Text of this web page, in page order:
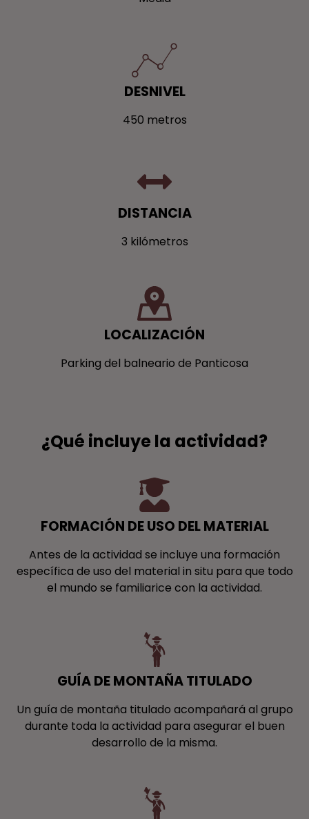
DESNIVEL
450 metros
DISTANCIA
3 kilómetros
LOCALIZACIÓN
Parking del balneario de Panticosa
¿Qué incluye la actividad?
FORMACIÓN DE USO DEL MATERIAL
Antes de la actividad se incluye una formación
específica de uso del material in situ para que todo
el mundo se familiarice con la actividad.
GUÍA DE MONTAÑA TITULADO
Un guía de montaña titulado acompañará al grupo
durante toda la actividad para asegurar el buen
desarrollo de la misma.